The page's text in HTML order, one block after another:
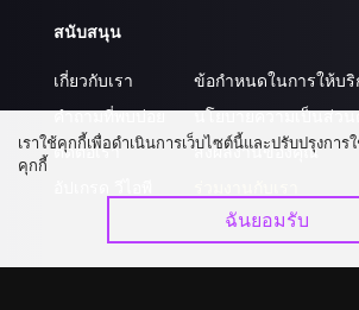
สนับสนุน
เกี่ยวกับเรา
คำถามที่พบบ่อย
ติดต่อเรา
ข้อกำหนดในการให้บริ
นโยบายความเป็นส่วน
ส่งผลงานของคุณ
เราใช้คุกกี้เพื่อดำเนินการเว็บไซต์นี้และปรับปรุงการ
คุกกี้
ฉันยอมรับ